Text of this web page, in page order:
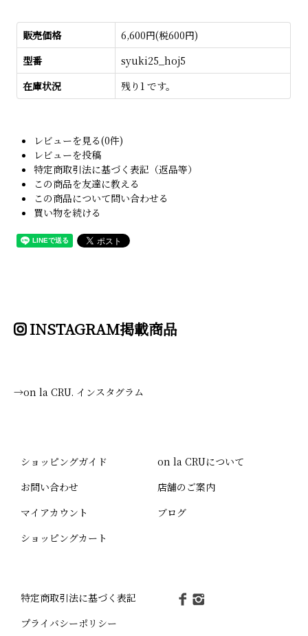
販売価格
6,600円(税600円)
型番
syuki25_hoj5
在庫状況
残り1 です。
レビューを見る(0件)
レビューを投稿
特定商取引法に基づく表記（返品等）
この商品を友達に教える
この商品について問い合わせる
買い物を続ける
INSTAGRAM掲載商品
→on la CRU. インスタグラム
ショッピングガイド
お問い合わせ
マイアカウント
ショッピングカート
on la CRUについて
店舗のご案内
ブログ
特定商取引法に基づく表記
プライバシーポリシー